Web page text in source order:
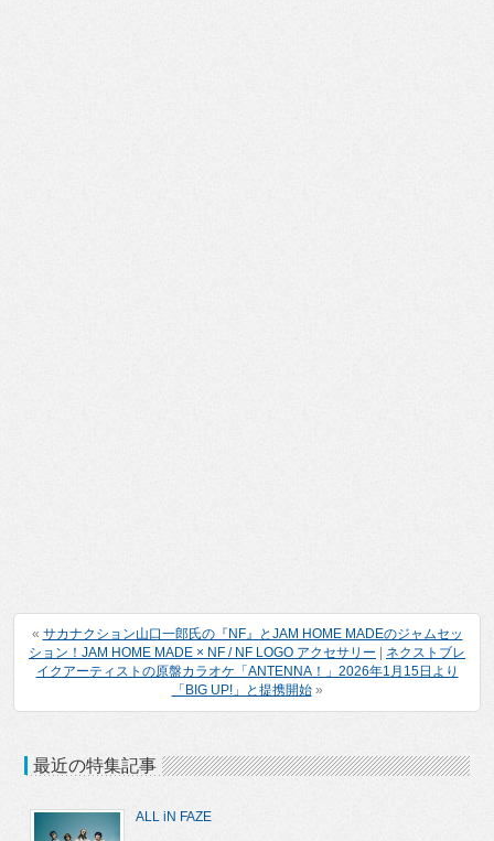
« サカナクション山口一郎氏の『NF』とJAM HOME MADEのジャムセッ
ション！JAM HOME MADE × NF / NF LOGO アクセサリー
ネクストブレ
イクアーティストの原盤カラオケ「ANTENNA！」2026年1月15日より
「BIG UP!」と提携開始»
最近の特集記事
ALL iN FAZE